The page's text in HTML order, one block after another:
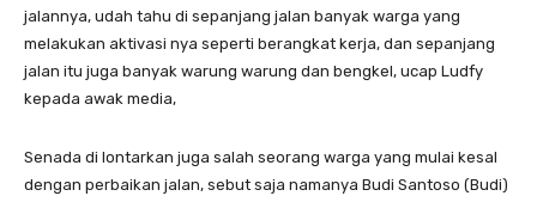
jalannya, udah tahu di sepanjang jalan banyak warga yang
melakukan aktivasi nya seperti berangkat kerja, dan sepanjang
jalan itu juga banyak warung warung dan bengkel, ucap Ludfy
kepada awak media,
‎Senada di lontarkan juga salah seorang warga yang mulai kesal
dengan perbaikan jalan, sebut saja namanya Budi Santoso (Budi)